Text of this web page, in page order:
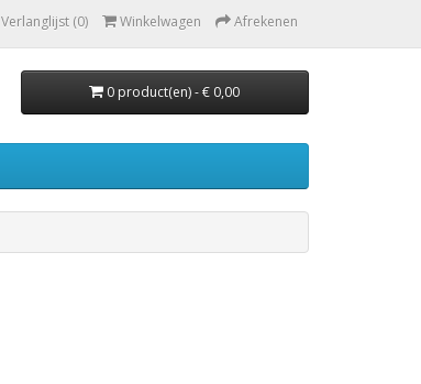
Verlanglijst (0) Winkelwagen Afrekenen
0 product(en) - € 0,00